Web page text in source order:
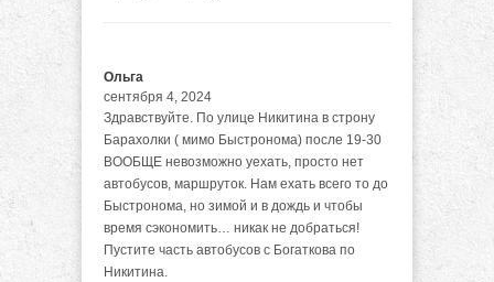
Ольга
сентября 4, 2024
Здравствуйте. По улице Никитина в строну
Барахолки ( мимо Быстронома) после 19-30
ВООБЩЕ невозможно уехать, просто нет
автобусов, маршруток. Нам ехать всего то до
Быстронома, но зимой и в дождь и чтобы
время сэкономить… никак не добраться!
Пустите часть автобусов с Богаткова по
Никитина.